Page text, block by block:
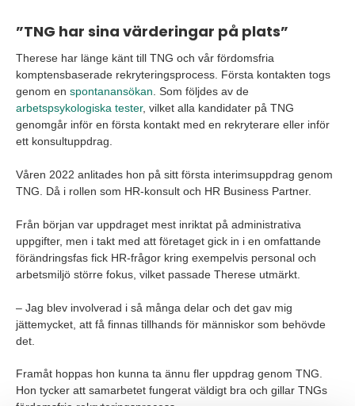
”TNG har sina värderingar på plats”
Therese har länge känt till TNG och vår fördomsfria
komptensbaserade rekryteringsprocess. Första kontakten togs
genom en spontanansökan . Som följdes av de
arbetspsykologiska tester, vilket alla kandidater på TNG
genomgår inför en första kontakt med en rekryterare eller inför
ett konsultuppdrag.
Våren 2022 anlitades hon på sitt första interimsuppdrag genom
TNG. Då i rollen som HR-konsult och HR Business Partner.
Från början var uppdraget mest inriktat på administrativa
uppgifter, men i takt med att företaget gick in i en omfattande
förändringsfas fick HR-frågor kring exempelvis personal och
arbetsmiljö större fokus, vilket passade Therese utmärkt.
– Jag blev involverad i så många delar och det gav mig
jättemycket, att få finnas tillhands för människor som behövde
det.
Framåt hoppas hon kunna ta ännu fler uppdrag genom TNG.
Hon tycker att samarbetet fungerat väldigt bra och gillar TNGs